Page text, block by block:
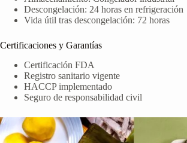
Descongelación: 24 horas en refrigeración
Vida útil tras descongelación: 72 horas
Certificaciones y Garantías
Certificación FDA
Registro sanitario vigente
HACCP implementado
Seguro de responsabilidad civil